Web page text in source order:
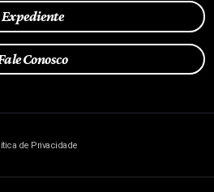
Expediente
Conosco
de Privacidade